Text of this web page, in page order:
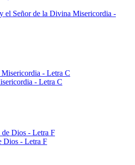
el Señor de la Divina Misericordia -
- Letra C
Dios - Letra F